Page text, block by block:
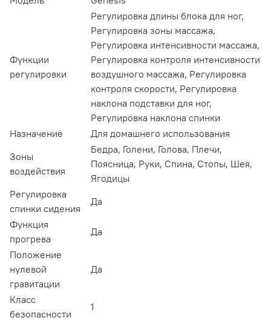
Функции
регулировки
Регулировка длины блока для ног,
Регулировка зоны массажа,
Регулировка интенсивности массажа,
Регулировка контроля интенсивности
воздушного массажа, Регулировка
контроля скорости, Регулировка
наклона подставки для ног,
Регулировка наклона спинки
Назначение
Для домашнего использования
Зоны
воздействия
Бедра, Голени, Голова, Плечи,
Поясница, Руки, Спина, Стопы, Шея,
Ягодицы
Регулировка
спинки сидения
Да
Функция
прогрева
Да
Положение
нулевой
гравитации
Да
Класс
безопасности
1